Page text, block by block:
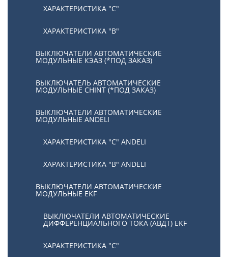
ХАРАКТЕРИСТИКА "С"
ХАРАКТЕРИСТИКА "В"
ВЫКЛЮЧАТЕЛИ АВТОМАТИЧЕСКИЕ
МОДУЛЬНЫЕ КЭАЗ (*ПОД ЗАКАЗ)
ВЫКЛЮЧАТЕЛЬ АВТОМАТИЧЕСКИЕ
МОДУЛЬНЫЕ CHINT (*ПОД ЗАКАЗ)
ВЫКЛЮЧАТЕЛИ АВТОМАТИЧЕСКИЕ
МОДУЛЬНЫЕ ANDELI
ХАРАКТЕРИСТИКА "C" ANDELI
ХАРАКТЕРИСТИКА "B" ANDELI
ВЫКЛЮЧАТЕЛИ АВТОМАТИЧЕСКИЕ
МОДУЛЬНЫЕ EKF
ВЫКЛЮЧАТЕЛИ АВТОМАТИЧЕСКИЕ
ДИФФЕРЕНЦИАЛЬНОГО ТОКА (АВДТ) EKF
ХАРАКТЕРИСТИКА "С"